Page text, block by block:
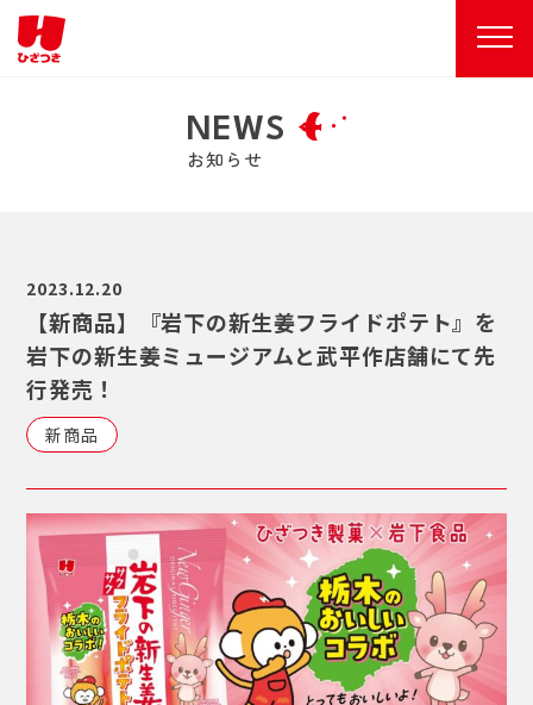
NEWS
お知らせ
2023.12.20
【新商品】『岩下の新生姜フライドポテト』を
岩下の新生姜ミュージアムと武平作店舗にて先
行発売！
新商品